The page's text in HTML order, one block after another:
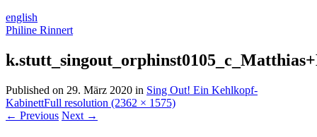
english
Philine Rinnert
Published on 29. März 2020 in Sing Out! Ein Kehlkopf-
KabinettFull resolution (2362 × 1575)
← Previous Next →